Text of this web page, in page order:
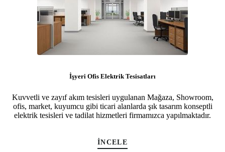
İşyeri Ofis Elektrik Tesisatları
Kuvvetli ve zayıf akım tesisleri uygulanan Mağaza, Showroom,
ofis, market, kuyumcu gibi ticari alanlarda şık tasarım konseptli
elektrik tesisleri ve tadilat hizmetleri firmamızca yapılmaktadır.
İNCELE